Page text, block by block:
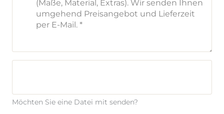
Möchten Sie eine Datei mit senden?